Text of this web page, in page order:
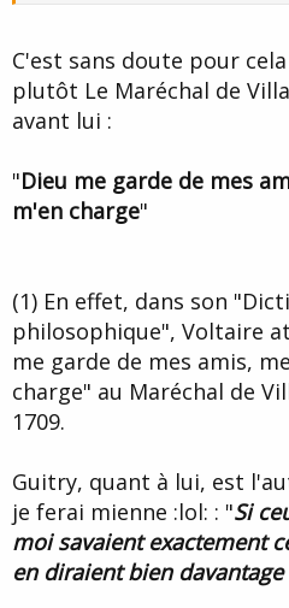
C'est sans doute pour
plutôt Le Maréchal de
avant lui :
"Dieu me garde de mes
m'en charge"
(1) En effet, dans son
philosophique", Voltaire
me garde de mes amis,
charge" au Maréchal de
1709.
Guitry, quant à lui, est
je ferai mienne :lol: : "Si
moi savaient exactement
en diraient bien davantage